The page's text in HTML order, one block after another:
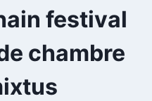
festival
chambre